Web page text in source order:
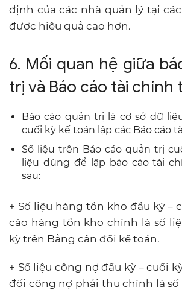
định của các nhà quản lý tại
được hiệu quả cao hơn.
6. Mối quan hệ giữa
trị và Báo cáo tài chính
Báo cáo quản trị là cơ sở dữ
cuối kỳ kế toán lập các Báo cáo
Số liệu trên Báo cáo quản trị
liệu dùng để lập báo cáo tài
sau:
+ Số liệu hàng tồn kho đầu kỳ –
cáo hàng tồn kho chính là số
kỳ trên Bảng cân đối kế toán.
+ Số liệu công nợ đầu kỳ – cuối
đối công nợ phải thu chính là số